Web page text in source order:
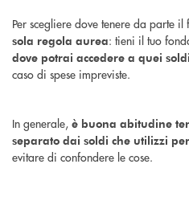
Per scegliere dove tenere da parte
sola regola aurea: tieni il tuo
dove potrai accedere a quei
caso di spese impreviste.
In generale, è buona abitudine
separato dai soldi che utilizzi
evitare di confondere le cose.